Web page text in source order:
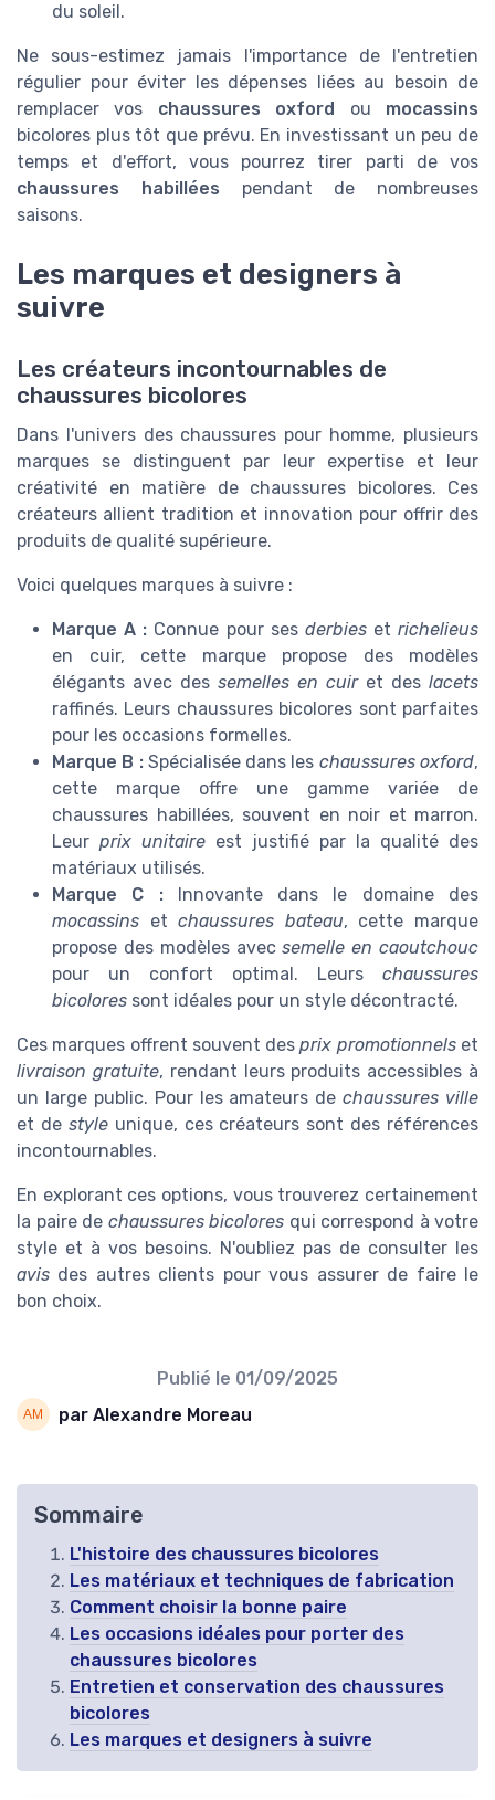
du soleil.
Ne sous-estimez jamais l'importance de l'entretien
régulier pour éviter les dépenses liées au besoin de
remplacer vos chaussures oxford ou mocassins
bicolores plus tôt que prévu. En investissant un peu de
temps et d'effort, vous pourrez tirer parti de vos
chaussures habillées pendant de nombreuses
saisons.
Les marques et designers à
suivre
Les créateurs incontournables de
chaussures bicolores
Dans l'univers des chaussures pour homme, plusieurs
marques se distinguent par leur expertise et leur
créativité en matière de chaussures bicolores. Ces
créateurs allient tradition et innovation pour offrir des
produits de qualité supérieure.
Voici quelques marques à suivre :
Marque A : Connue pour ses derbieset richelieus
en cuir, cette marque propose des modèles
élégants avec des semelles en cuiret des lacets
raffinés. Leurs chaussures bicolores sont parfaites
pour les occasions formelles.
Marque B :Spécialisée dans les chaussures oxford,
cette marque offre une gamme variée de
chaussures habillées, souvent en noir et marron.
Leur prix unitaire est justifié par la qualité des
matériaux utilisés.
Marque C :Innovante dans le domaine des
mocassins etchaussures bateau, cette marque
propose des modèles avecsemelle en caoutchouc
pour un confort optimal. Leurs chaussures
bicolores sont idéales pour un style décontracté.
Ces marques offrent souvent desprix promotionnelset
livraison gratuite, rendant leurs produits accessibles à
un large public. Pour les amateurs dechaussures ville
et de styleunique, ces créateurs sont des références
incontournables.
En explorant ces options, vous trouverez certainement
la paire de chaussures bicolores qui correspond à votre
style et à vos besoins. N'oubliez pas de consulter les
avis des autres clients pour vous assurer de faire le
bon choix.
Publié le 01/09/2025
par Alexandre Moreau
Sommaire
L'histoire des chaussures bicolores
Les matériaux et techniques de fabrication
Comment choisir la bonne paire
Les occasions idéales pour porter des
chaussures bicolores
Entretien et conservation des chaussures
bicolores
Les marques et designers à suivre